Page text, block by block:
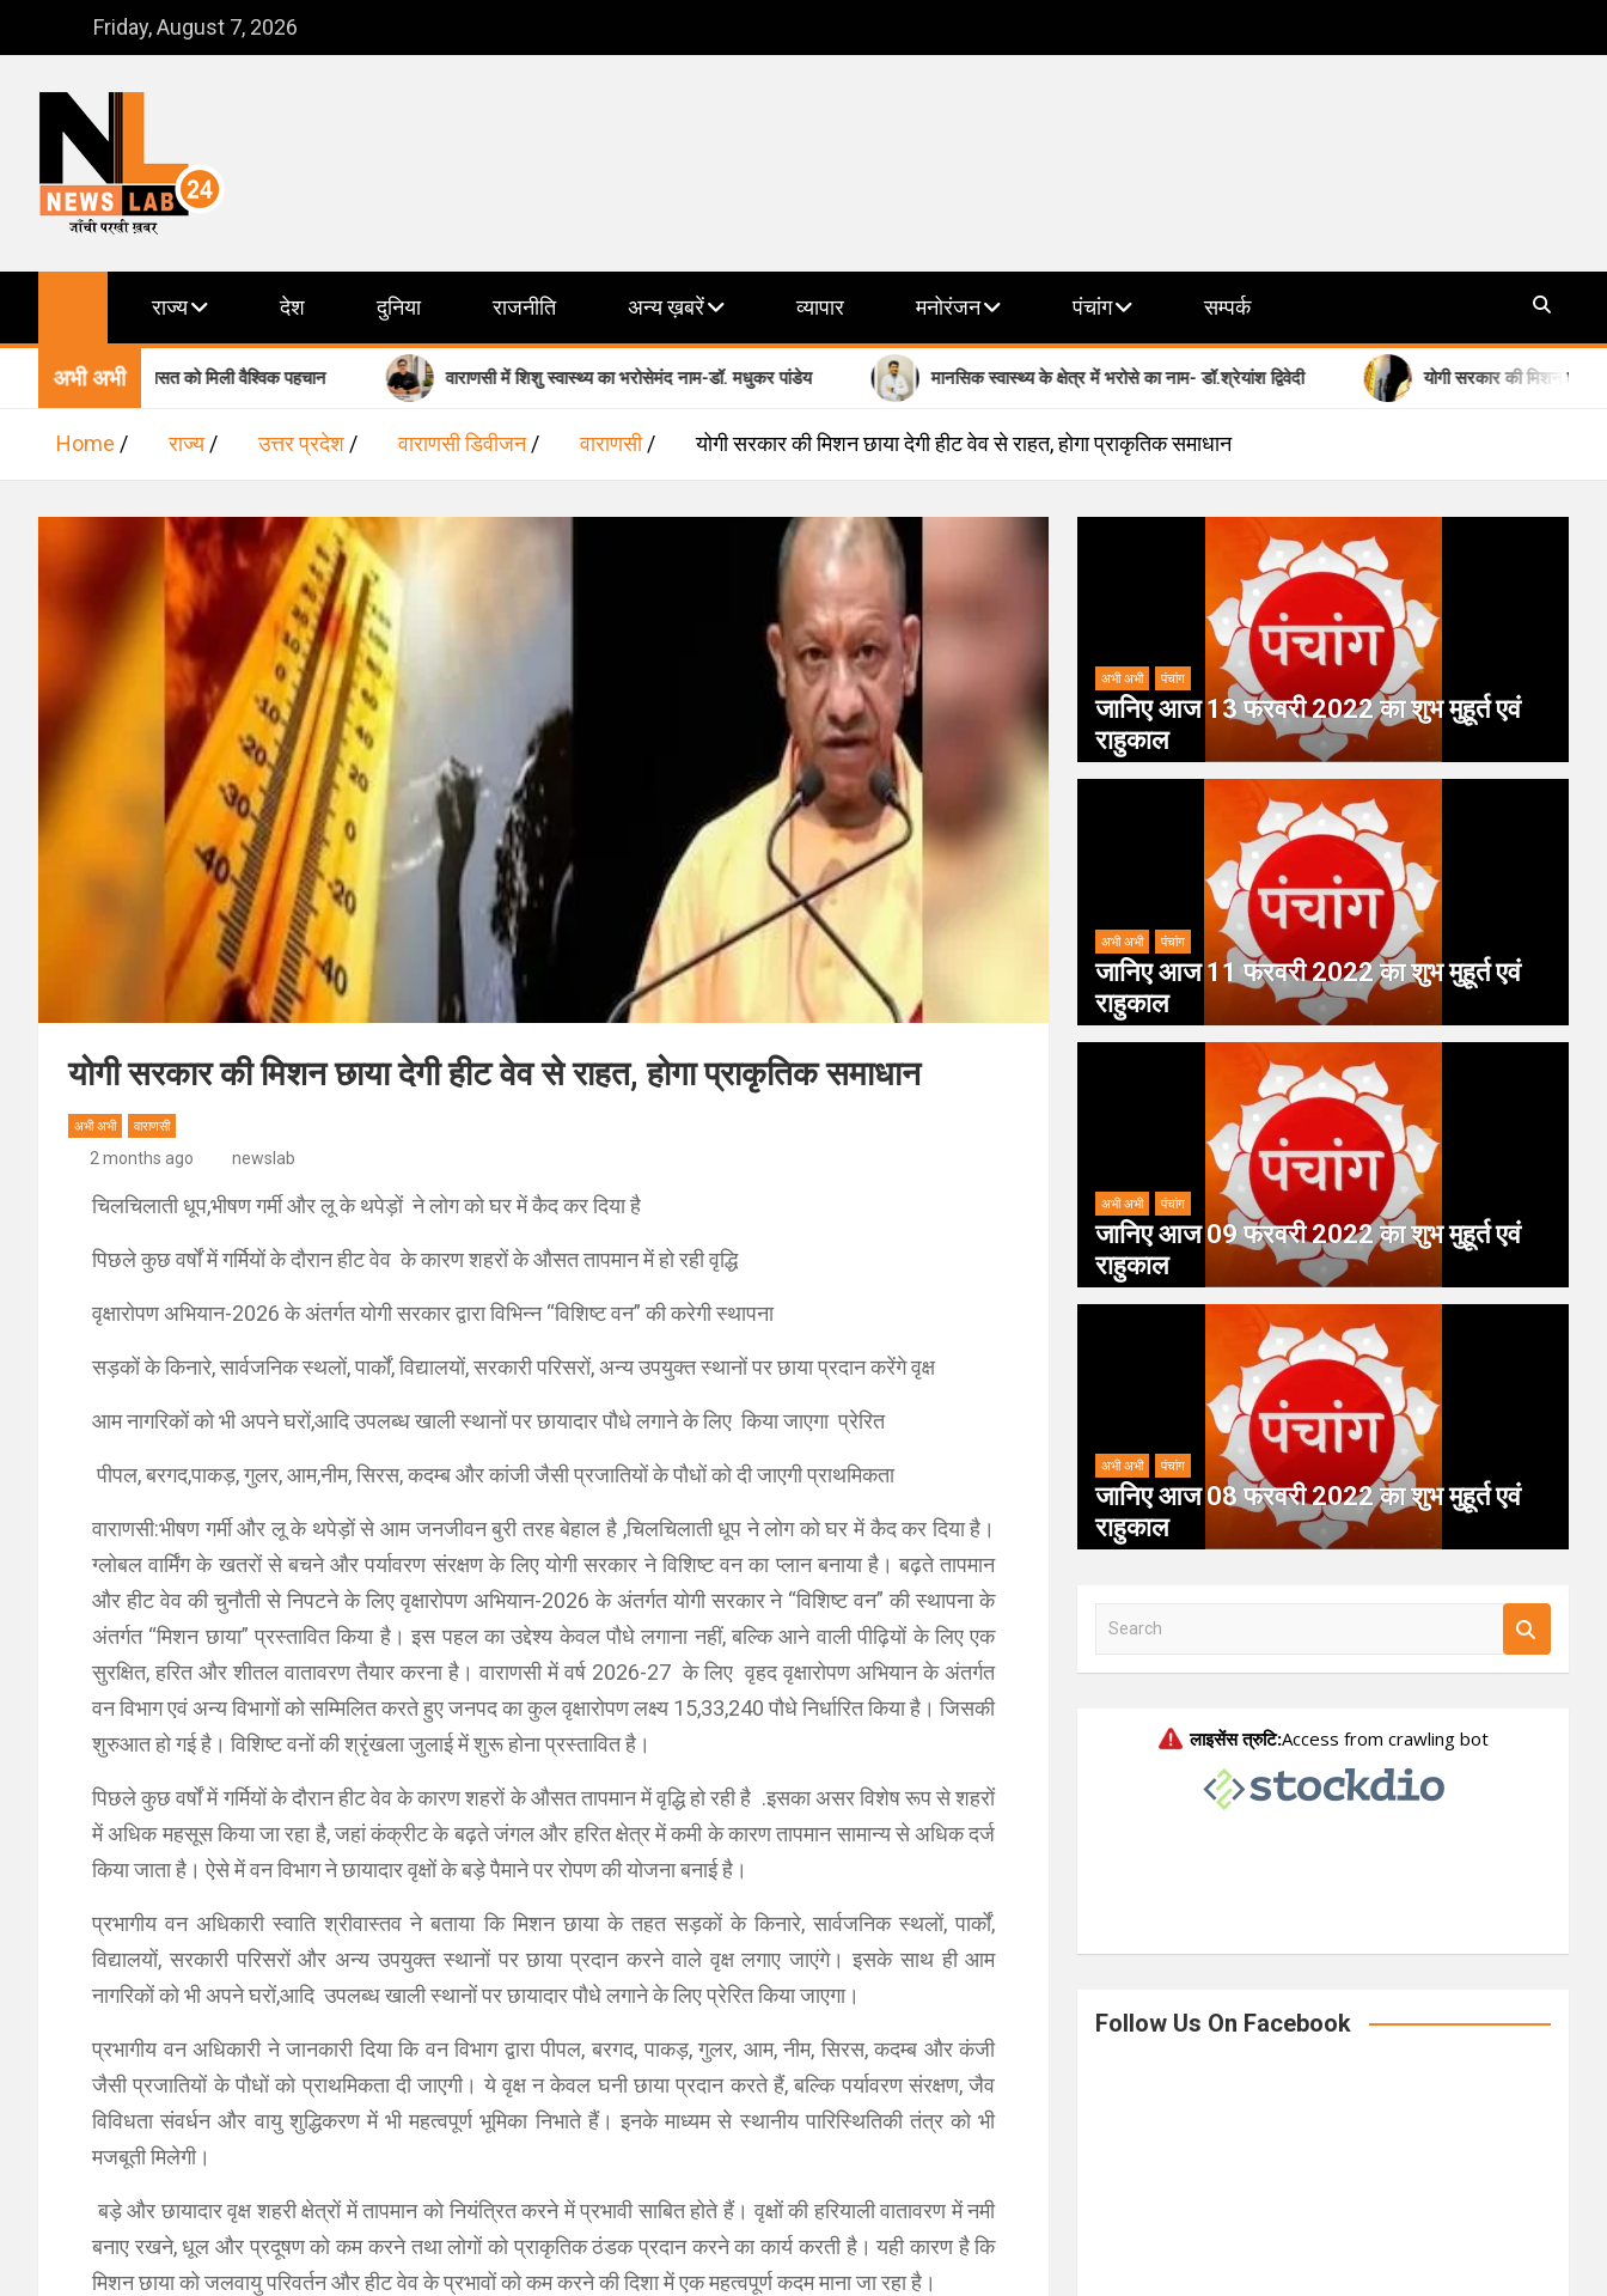
Friday, August 7, 2026
NewsLab24
राज्य देश दुनिया राजनीति अन्य ख़बरें व्यापार मनोरंजन पंचांग सम्पर्क
अभी अभी
बौद्ध विरासत को मिली वैश्विक पहचान वाराणसी में शिशु स्वास्थ्य का भरोसेमंद नाम-डॉ. मधुकर पांडेय मानसिक स्वास्थ्य के क्षेत्र में भरोसे का नाम- डॉ.श्रेयांश द्विवेदी योगी सरकार की मिशन छाया देगी हीट
Home राज्य उत्तर प्रदेश वाराणसी डिवीजन वाराणसी योगी सरकार की मिशन छाया देगी हीट वेव से राहत, होगा प्राकृतिक समाधान
योगी सरकार की मिशन छाया देगी हीट वेव से राहत, होगा प्राकृतिक समाधान
अभी अभी वाराणसी
2 months ago newslab
चिलचिलाती धूप,भीषण गर्मी और लू के थपेड़ों ने लोग को घर में कैद कर दिया है
पिछले कुछ वर्षों में गर्मियों के दौरान हीट वेव के कारण शहरों के औसत तापमान में हो रही वृद्धि
वृक्षारोपण अभियान-2026 के अंतर्गत योगी सरकार द्वारा विभिन्न “विशिष्ट वन” की करेगी स्थापना
सड़कों के किनारे, सार्वजनिक स्थलों, पार्कों, विद्यालयों, सरकारी परिसरों, अन्य उपयुक्त स्थानों पर छाया प्रदान करेंगे वृक्ष
आम नागरिकों को भी अपने घरों,आदि उपलब्ध खाली स्थानों पर छायादार पौधे लगाने के लिए किया जाएगा प्रेरित
पीपल, बरगद,पाकड़, गुलर, आम,नीम, सिरस, कदम्ब और कांजी जैसी प्रजातियों के पौधों को दी जाएगी प्राथमिकता
वाराणसी:भीषण गर्मी और लू के थपेड़ों से आम जनजीवन बुरी तरह बेहाल है ,चिलचिलाती धूप ने लोग को घर में कैद कर दिया है।
ग्लोबल वार्मिंग के खतरों से बचने और पर्यावरण संरक्षण के लिए योगी सरकार ने विशिष्ट वन का प्लान बनाया है। बढ़ते तापमान
और हीट वेव की चुनौती से निपटने के लिए वृक्षारोपण अभियान-2026 के अंतर्गत योगी सरकार ने “विशिष्ट वन” की स्थापना के
अंतर्गत “मिशन छाया” प्रस्तावित किया है। इस पहल का उद्देश्य केवल पौधे लगाना नहीं, बल्कि आने वाली पीढ़ियों के लिए एक
सुरक्षित, हरित और शीतल वातावरण तैयार करना है। वाराणसी में वर्ष 2026-27 के लिए वृहद वृक्षारोपण अभियान के अंतर्गत
वन विभाग एवं अन्य विभागों को सम्मिलित करते हुए जनपद का कुल वृक्षारोपण लक्ष्य 15,33,240 पौधे निर्धारित किया है। जिसकी
शुरुआत हो गई है। विशिष्ट वनों की श्रृंखला जुलाई में शुरू होना प्रस्तावित है।
पिछले कुछ वर्षों में गर्मियों के दौरान हीट वेव के कारण शहरों के औसत तापमान में वृद्धि हो रही है .इसका असर विशेष रूप से शहरों
में अधिक महसूस किया जा रहा है, जहां कंक्रीट के बढ़ते जंगल और हरित क्षेत्र में कमी के कारण तापमान सामान्य से अधिक दर्ज
किया जाता है। ऐसे में वन विभाग ने छायादार वृक्षों के बड़े पैमाने पर रोपण की योजना बनाई है।
प्रभागीय वन अधिकारी स्वाति श्रीवास्तव ने बताया कि मिशन छाया के तहत सड़कों के किनारे, सार्वजनिक स्थलों, पार्कों,
विद्यालयों, सरकारी परिसरों और अन्य उपयुक्त स्थानों पर छाया प्रदान करने वाले वृक्ष लगाए जाएंगे। इसके साथ ही आम
नागरिकों को भी अपने घरों,आदि उपलब्ध खाली स्थानों पर छायादार पौधे लगाने के लिए प्रेरित किया जाएगा।
प्रभागीय वन अधिकारी ने जानकारी दिया कि वन विभाग द्वारा पीपल, बरगद, पाकड़, गुलर, आम, नीम, सिरस, कदम्ब और कंजी
जैसी प्रजातियों के पौधों को प्राथमिकता दी जाएगी। ये वृक्ष न केवल घनी छाया प्रदान करते हैं, बल्कि पर्यावरण संरक्षण, जैव
विविधता संवर्धन और वायु शुद्धिकरण में भी महत्वपूर्ण भूमिका निभाते हैं। इनके माध्यम से स्थानीय पारिस्थितिकी तंत्र को भी
मजबूती मिलेगी।
बड़े और छायादार वृक्ष शहरी क्षेत्रों में तापमान को नियंत्रित करने में प्रभावी साबित होते हैं। वृक्षों की हरियाली वातावरण में नमी
बनाए रखने, धूल और प्रदूषण को कम करने तथा लोगों को प्राकृतिक ठंडक प्रदान करने का कार्य करती है। यही कारण है कि
मिशन छाया को जलवायु परिवर्तन और हीट वेव के प्रभावों को कम करने की दिशा में एक महत्वपूर्ण कदम माना जा रहा है।
अभी अभी पंचांग
जानिए आज 13 फरवरी 2022 का शुभ मुहूर्त एवं
राहुकाल
अभी अभी पंचांग
जानिए आज 11 फरवरी 2022 का शुभ मुहूर्त एवं
राहुकाल
अभी अभी पंचांग
जानिए आज 09 फरवरी 2022 का शुभ मुहूर्त एवं
राहुकाल
अभी अभी पंचांग
जानिए आज 08 फरवरी 2022 का शुभ मुहूर्त एवं
राहुकाल
a
Follow Us On Facebook